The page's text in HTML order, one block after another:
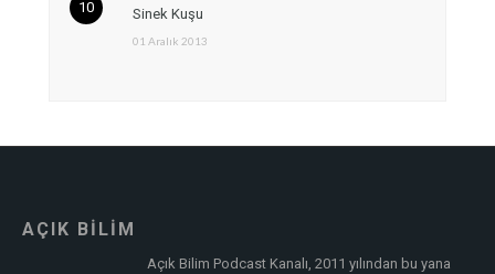
Sinek Kuşu
01 Aralık 2013
AÇIK BİLİM
Açık Bilim Podcast Kanalı, 2011 yılından bu yana